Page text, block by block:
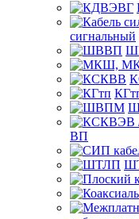
сигнальный
ВП